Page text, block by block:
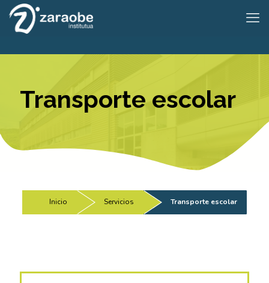
Transporte escolar
Inicio Servicios Transporte escolar